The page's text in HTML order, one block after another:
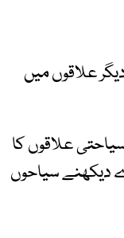
علاقوں میں
علاقوں کا
دیکھنے سیاحوں